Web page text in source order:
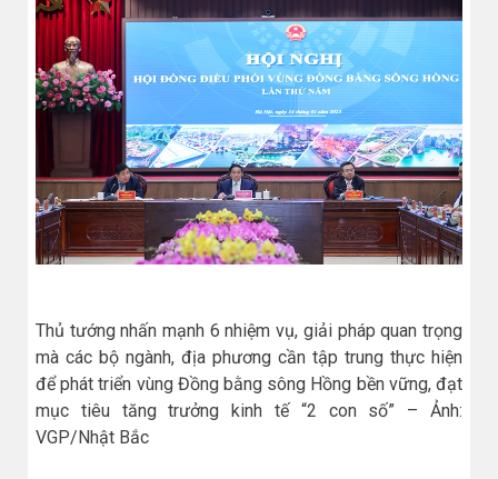
Thủ tướng nhấn mạnh 6 nhiệm vụ, giải pháp quan trọng
mà các bộ ngành, địa phương cần tập trung thực hiện
để phát triển vùng Đồng bằng sông Hồng bền vững, đạt
mục tiêu tăng trưởng kinh tế “2 con số” – Ảnh:
VGP/Nhật Bắc